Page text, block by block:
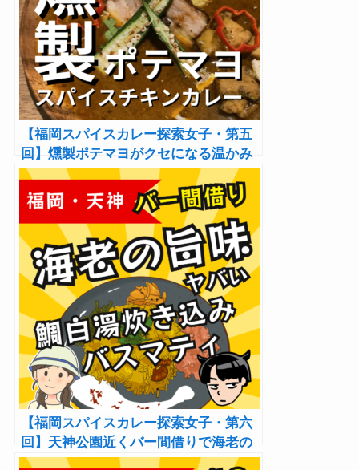
【福岡スパイスカレー探索女子・第五
回】燻製ポテマヨがクセになる温かみ
のあるスパイスチキンカレーのお店
「大名カレー中村屋」
【福岡スパイスカレー探索女子・第六
回】天神公園近くバー間借りで海老の
ヤバい旨味たっぷりのビリヤニを味わ